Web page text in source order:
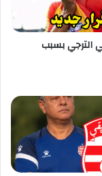
الترجي بسبب